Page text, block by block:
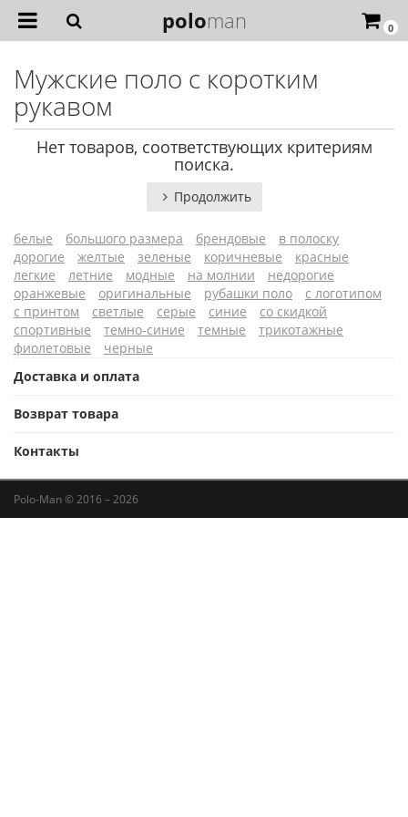
0
poloman
Мужские поло с коротким
рукавом
Нет товаров, соответствующих критериям
поиска.
Продолжить
белые большого размера брендовые
в полоску
дорогие
желтые зеленые коричневые
красные
легкие
летние модные на молнии
недорогие
оранжевые
оригинальные рубашки поло
с логотипом
с принтом
светлые серые синие
со скидкой
спортивные
темно-синие темные
трикотажные
фиолетовые
черные
Доставка и оплата
Возврат товара
Контакты
Polo-Man © 2016 – 2026